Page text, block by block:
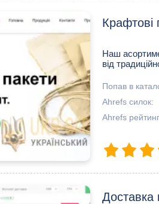
Наш
від
Попав в
Ahrefs силок:
Ahrefs
Доставка